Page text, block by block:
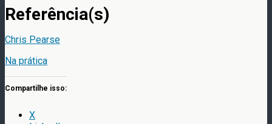
Referência(s)
Chris Pearse
Na prática
Compartilhe isso:
X